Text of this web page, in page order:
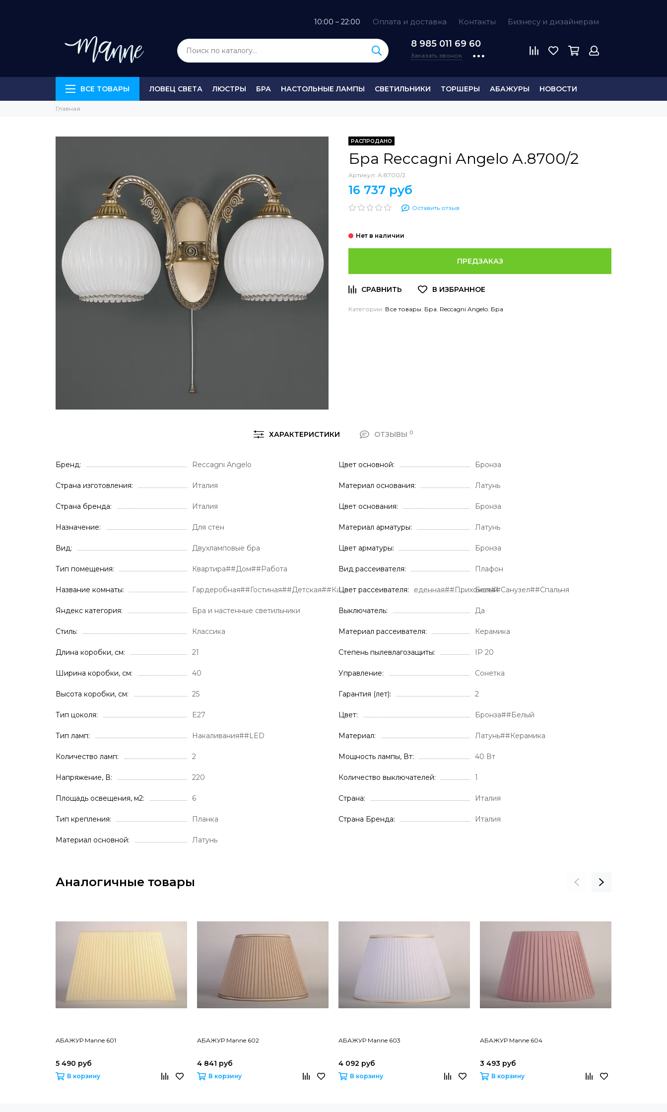
10:00 – 22:00 Оплата и доставка Контакты Бизнесу и дизайнерам
8 985 011 69 60
Заказать звонок
ВСЕ ТОВАРЫ ЛОВЕЦ СВЕТА ЛЮСТРЫ БРА НАСТОЛЬНЫЕ ЛАМПЫ СВЕТИЛЬНИКИ ТОРШЕРЫ АБАЖУРЫ НОВОСТИ
Главная
РАСПРОДАНО
Бра Reccagni Angelo A.8700/2
Артикул: A.8700/2
16 737 руб
Оставить отзыв
ПРЕДЗАКАЗ
Категории: Все товары Бра Reccagni Angelo Бра
ХАРАКТЕРИСТИКИ ОТЗЫВЫ 0
Бренд Reccagni Angelo
Страна изготовления Италия
Страна бренда Италия
Назначение Для стен
Вид Двухламповые бра
Тип помещения Квартира##Дом##Работа
Название комнаты Гардеробная##Гостиная##Детская##Кабинет##Кухня##Обеденная##Прихожая##Санузел##Спальня
Яндекс категория Бра и настенные светильники
Стиль Классика
Длина коробки, см 21
Ширина коробки, см 40
Высота коробки, см 25
Тип цоколя E27
Тип ламп Накаливания##LED
Количество ламп 2
Напряжение, В 220
Площадь освещения, м2 6
Тип крепления Планка
Материал основной Латунь
Цвет основной Бронза
Материал основания Латунь
Цвет основания Бронза
Материал арматуры Латунь
Цвет арматуры Бронза
Вид рассеивателя Плафон
Цвет рассеивателя Белый
Выключатель Да
Материал рассеивателя Керамика
Степень пылевлагозащиты IP 20
Управление Сонетка
Гарантия (лет) 2
Цвет Бронза##Белый
Материал Латунь##Керамика
Мощность лампы, Вт 40 Вт
Количество выключателей 1
Страна Италия
Страна Бренда Италия
Аналогичные товары
АБАЖУР Manne 601
5 490 руб
В корзину
АБАЖУР Manne 602
4 841 руб
В корзину
АБАЖУР Manne 603
4 092 руб
В корзину
АБАЖУР Manne 604
3 493 руб
В корзину